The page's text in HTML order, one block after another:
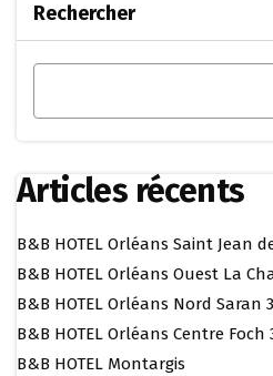
Rechercher
Articles récents
B&B HOTEL Orléans Saint Jean
B&B HOTEL Orléans Ouest La
B&B HOTEL Orléans Nord Saran
B&B HOTEL Orléans Centre Foch
B&B HOTEL Montargis